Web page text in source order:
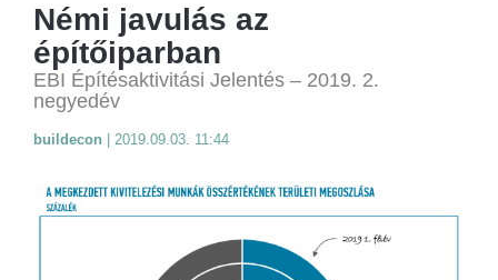
Némi javulás az
építőiparban
EBI Építésaktivitási Jelentés – 2019. 2.
negyedév
buildecon 2019.09.03. 11:44